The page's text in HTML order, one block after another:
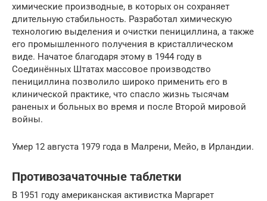
химические производные, в которых он сохраняет
длительную стабильность. Разработал химическую
технологию выделения и очистки пенициллина, а также
его промышленного получения в кристаллическом
виде. Начатое благодаря этому в 1944 году в
Соединённых Штатах массовое производство
пенициллина позволило широко применить его в
клинической практике, что спасло жизнь тысячам
раненых и больных во время и после Второй мировой
войны.
Умер 12 августа 1979 года в Малрени, Мейо, в Ирландии.
Противозачаточные таблетки
В 1951 году американская активистка Маргарет